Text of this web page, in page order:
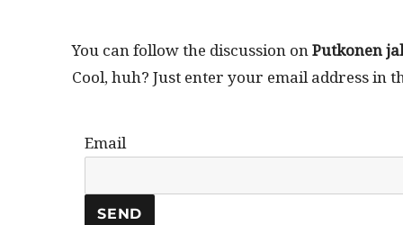
You can fol­low the dis­cus­sion onPutko­nen
Cool, huh? Just enter your email address in
Email